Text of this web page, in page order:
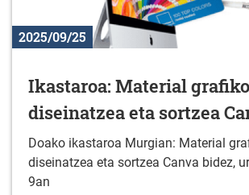
2025/09/25
Ikastaroa: Material
diseinatzea eta sortzea
Doako ikastaroa Murgian: Material
diseinatzea eta sortzea Canva bidez,
9an